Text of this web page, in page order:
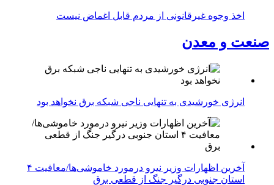
اخذ وجوه غیرقانونی از مردم قابل اغماض نیست
صنعت و معدن
انرژی خورشیدی به تنهایی ناجی شبکه برق نخواهد بود
آخرین اظهارات وزیر نیرو درمورد خاموشی‌ها/معافیت ۴
استان جنوبی درگیر جنگ از قطعی برق